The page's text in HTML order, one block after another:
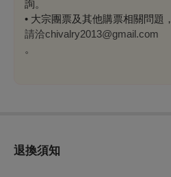
詢。
• 大宗團票及其他購票相關問題，
請洽chivalry2013@gmail.com
。
退換須知